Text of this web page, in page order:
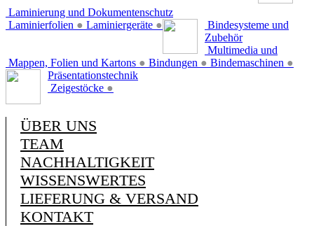
Laminierung und Dokumentenschutz
Laminierfolien ● Laminiergeräte ●
Bindesysteme und
Zubehör
Mappen, Folien und Kartons ● Bindungen ● Bindemaschinen ●
Multimedia und
Präsentationstechnik
Zeigestöcke ●
ÜBER UNS
TEAM
NACHHALTIGKEIT
WISSENSWERTES
LIEFERUNG & VERSAND
KONTAKT